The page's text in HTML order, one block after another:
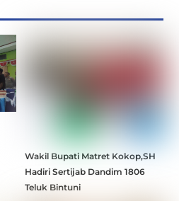
Wakil Bupati Matret Kokop,SH
Hadiri Sertijab Dandim 1806
Teluk Bintuni